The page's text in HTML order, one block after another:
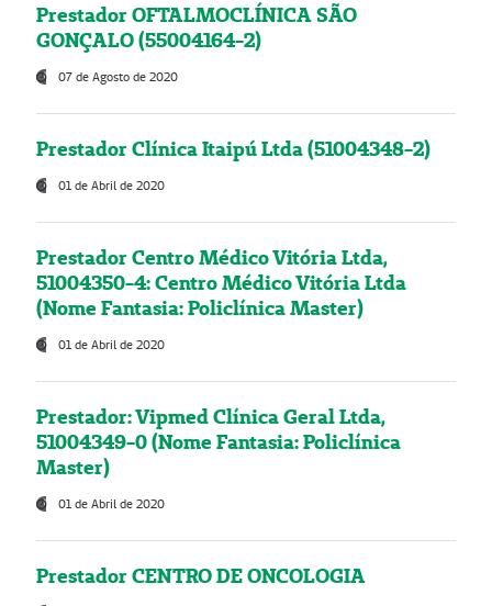
Prestador OFTALMOCLÍNICA SÃO
GONÇALO (55004164-2)
07 de Agosto de 2020
Prestador Clínica Itaipú Ltda (51004348-2)
01 de Abril de 2020
Prestador Centro Médico Vitória Ltda,
51004350-4: Centro Médico Vitória Ltda
(Nome Fantasia: Policlínica Master)
01 de Abril de 2020
Prestador: Vipmed Clínica Geral Ltda,
51004349-0 (Nome Fantasia: Policlínica
Master)
01 de Abril de 2020
Prestador CENTRO DE ONCOLOGIA